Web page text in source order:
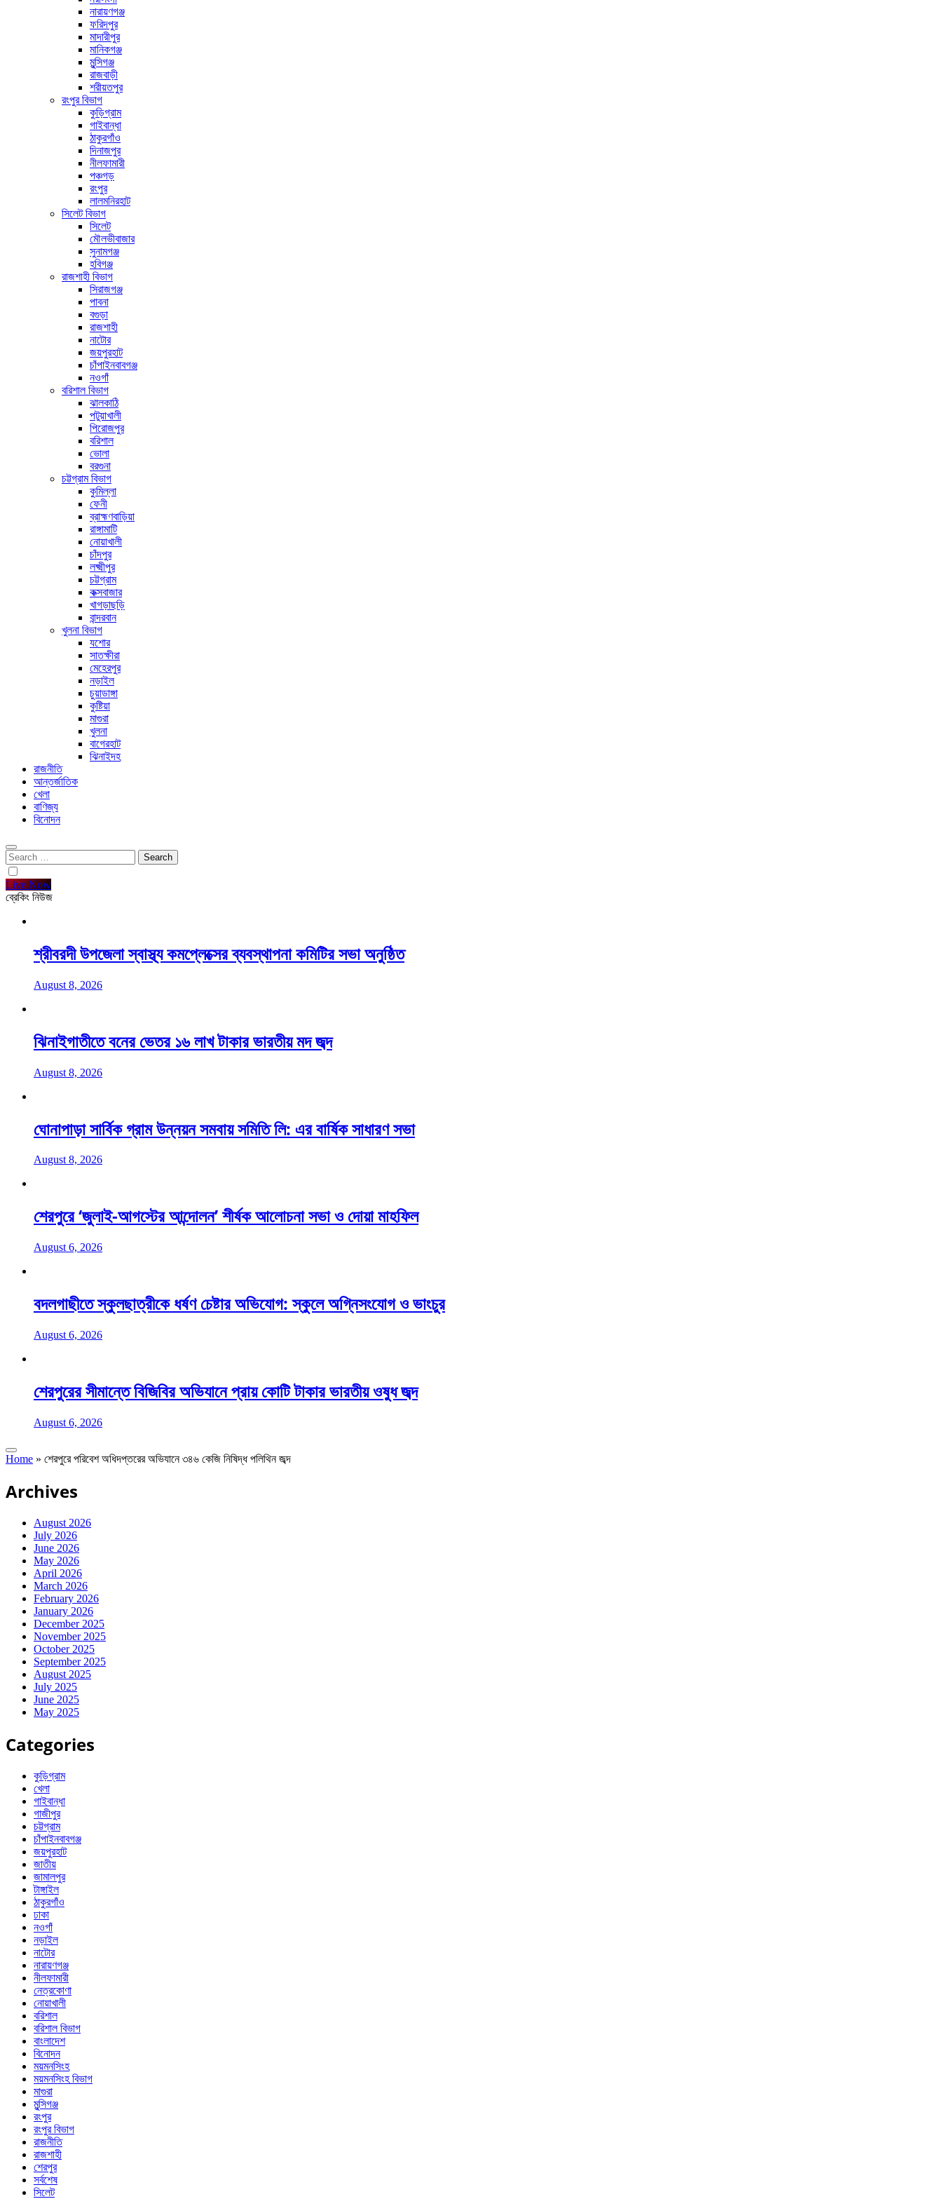
নারায়ণগঞ্জ
ফরিদপুর
মাদারীপুর
মানিকগঞ্জ
মুন্সিগঞ্জ
রাজবাড়ী
শরীয়তপুর
রংপুর বিভাগ
কুড়িগ্রাম
গাইবান্ধা
ঠাকুরগাঁও
দিনাজপুর
নীলফামারী
পঞ্চগড়
রংপুর
লালমনিরহাট
সিলেট বিভাগ
সিলেট
মৌলভীবাজার
সুনামগঞ্জ
হবিগঞ্জ
রাজশাহী বিভাগ
সিরাজগঞ্জ
পাবনা
বগুড়া
রাজশাহী
নাটোর
জয়পুরহাট
চাঁপাইনবাবগঞ্জ
নওগাঁ
বরিশাল বিভাগ
ঝালকাঠি
পটুয়াখালী
পিরোজপুর
বরিশাল
ভোলা
বরগুনা
চট্টগ্রাম বিভাগ
কুমিল্লা
ফেনী
ব্রাহ্মণবাড়িয়া
রাঙ্গামাটি
নোয়াখালী
চাঁদপুর
লক্ষ্মীপুর
চট্টগ্রাম
কক্সবাজার
খাগড়াছড়ি
বান্দরবান
খুলনা বিভাগ
যশোর
সাতক্ষীরা
মেহেরপুর
নড়াইল
চুয়াডাঙ্গা
কুষ্টিয়া
মাগুরা
খুলনা
বাগেরহাট
ঝিনাইদহ
রাজনীতি
আন্তর্জাতিক
খেলা
বাণিজ্য
বিনোদন
Search
for:
Live Now
ব্রেকিং নিউজ
শ্রীবরদী উপজেলা স্বাস্থ্য কমপ্লেক্সের ব্যবস্থাপনা কমিটির সভা অনুষ্ঠিত
August 8, 2026
ঝিনাইগাতীতে বনের ভেতর ১৬ লাখ টাকার ভারতীয় মদ জব্দ
August 8, 2026
ঘোনাপাড়া সার্বিক গ্রাম উন্নয়ন সমবায় সমিতি লি: এর বার্ষিক সাধারণ সভা
August 8, 2026
শেরপুরে ‘জুলাই-আগস্টের আন্দোলন’ শীর্ষক আলোচনা সভা ও দোয়া মাহফিল
August 6, 2026
বদলগাছীতে স্কুলছাত্রীকে ধর্ষণ চেষ্টার অভিযোগ: স্কুলে অগ্নিসংযোগ ও ভাংচুর
August 6, 2026
শেরপুরের সীমান্তে বিজিবির অভিযানে প্রায় কোটি টাকার ভারতীয় ওষুধ জব্দ
August 6, 2026
Home » শেরপুরে পরিবেশ অধিদপ্তরের অভিযানে ৩৪৬ কেজি নিষিদ্ধ পলিথিন জব্দ
Archives
August 2026
July 2026
June 2026
May 2026
April 2026
March 2026
February 2026
January 2026
December 2025
November 2025
October 2025
September 2025
August 2025
July 2025
June 2025
May 2025
Categories
কুড়িগ্রাম
খেলা
গাইবান্ধা
গাজীপুর
চট্টগ্রাম
চাঁপাইনবাবগঞ্জ
জয়পুরহাট
জাতীয়
জামালপুর
টাঙ্গাইল
ঠাকুরগাঁও
ঢাকা
নওগাঁ
নড়াইল
নাটোর
নারায়ণগঞ্জ
নীলফামারী
নেত্রকোণা
নোয়াখালী
বরিশাল
বরিশাল বিভাগ
বাংলাদেশ
বিনোদন
ময়মনসিংহ
ময়মনসিংহ বিভাগ
মাগুরা
মুন্সিগঞ্জ
রংপুর
রংপুর বিভাগ
রাজনীতি
রাজশাহী
শেরপুর
সর্বশেষ
সিলেট